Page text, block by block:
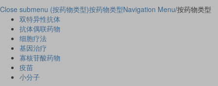
Close submenu (按药物类型)按药物类型Navigation Menu/按药物类型
双特异性抗体
抗体偶联药物
细胞疗法
基因治疗
寡核苷酸药物
疫苗
小分子